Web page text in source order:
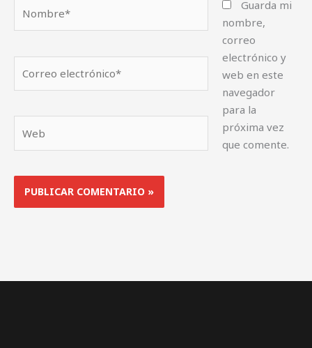
electrónico*
Guarda mi
nombre,
correo
electrónico y
web en este
navegador
para la
próxima vez
que comente.